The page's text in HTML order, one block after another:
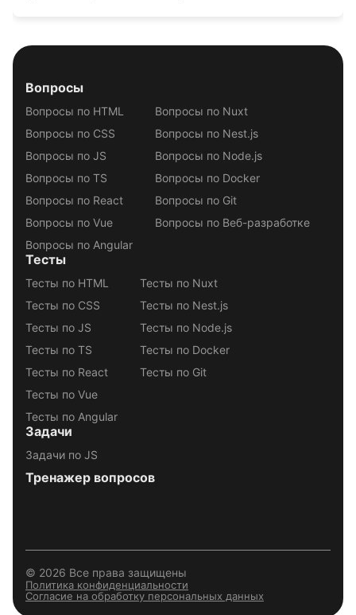
Вопросы
Вопросы по HTML
Вопросы по CSS
Вопросы по JS
Вопросы по TS
Вопросы по React
Вопросы по Vue
Вопросы по Angular
Вопросы по Nuxt
Вопросы по Nest.js
Вопросы по Node.js
Вопросы по Docker
Вопросы по Git
Вопросы по Веб-разработке
Тесты
Тесты по HTML
Тесты по CSS
Тесты по JS
Тесты по TS
Тесты по React
Тесты по Vue
Тесты по Angular
Тесты по Nuxt
Тесты по Nest.js
Тесты по Node.js
Тесты по Docker
Тесты по Git
Задачи
Задачи по JS
Тренажер вопросов
© 2026 Все права защищены
Политика конфиденциальности
Согласие на обработку персональных данных